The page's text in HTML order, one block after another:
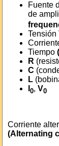
Fuente
de
Tensión
Tiempo
R
C
L
0, V0
Corriente
(Alternating